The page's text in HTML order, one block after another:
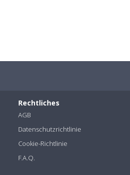
Rechtliches
AGB
Datenschutzrichtlinie
Cookie-Richtlinie
F.A.Q.